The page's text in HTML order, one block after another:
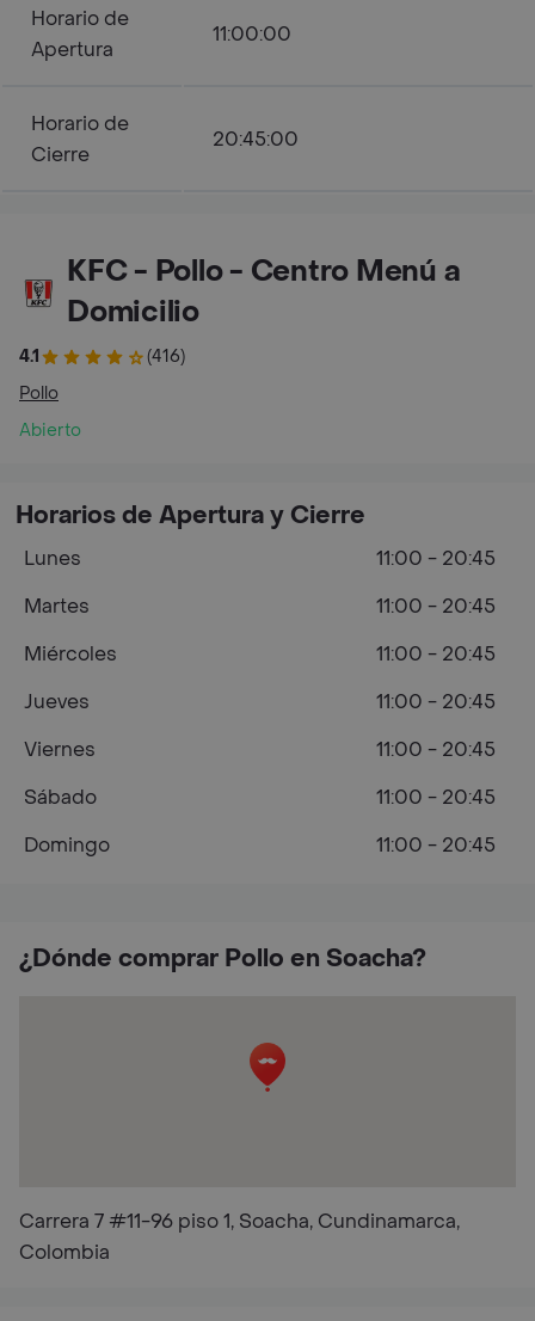
Horario de
Apertura
11:00:00
Horario de
Cierre
20:45:00
KFC - Pollo - Centro Menú a
Domicilio
4.1
(416)
Pollo
Abierto
¿Dónde comprar Pollo en Soacha?
Carrera 7 #11-96 piso 1, Soacha, Cundinamarca,
Colombia
Horarios de Apertura y Cierre
Lunes
11:00 - 20:45
Martes
11:00 - 20:45
Miércoles
11:00 - 20:45
Jueves
11:00 - 20:45
Viernes
11:00 - 20:45
Sábado
11:00 - 20:45
Domingo
11:00 - 20:45